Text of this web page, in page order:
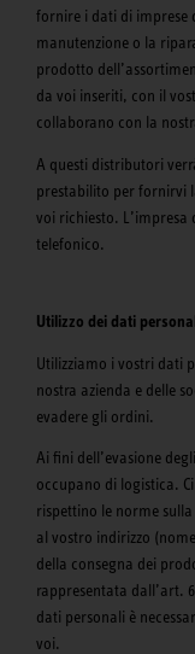
fornire i dati di imprese
manutenzione o la
prodotto
da voi inseriti, con il
collaborano con la
A questi distributori
prestabilito per fornirvi
voi richiesto.
telefonico.
Utilizzo dei dati
Utilizziamo i vostri dati
nostra azienda e delle
evadere gli ordini.
Ai fini dell’evasione
occupano di logistica.
rispettino le norme
al vostro indirizzo
della consegna dei
rappresentata dall’art.
dati personali è
voi.